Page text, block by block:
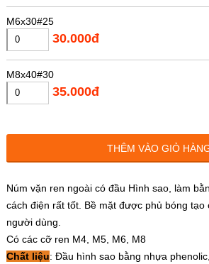
M6x30#25
30.000đ
M8x40#30
35.000đ
THÊM VÀO GIỎ
Núm vặn ren ngoài có đầu Hình sao, làm
cách điện rất tốt. Bề mặt được phủ bóng tạo
người dùng.
Có các cỡ ren M4, M5, M6, M8
Chất liệu: Đầu hình sao bằng nhựa